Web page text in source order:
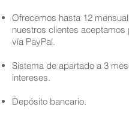
Ofrecemos hasta 12
nuestros clientes aceptamos
vía PayPal.
Sistema de apartado a 3
intereses.
Depósito bancario.